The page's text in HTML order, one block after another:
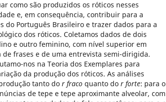
como são produzidos os róticos nesses
e, em consequência, contribuir para a
do Português Brasileiro e trazer dados para a
dos róticos. Coletamos dados de dois
e outro feminino, com nível superior em
frases e de uma entrevista semi-dirigida.
nos na Teoria dos Exemplares para
da produção dos róticos. As análises
tanto do r fraco quanto do r forte: para o
de tepe e tepe aproximante alveolar, com